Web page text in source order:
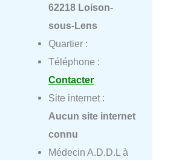
62218 Loison-
sous-Lens
Quartier :
Téléphone :
Contacter
Site internet :
Aucun site internet
connu
Médecin A.D.D.L à